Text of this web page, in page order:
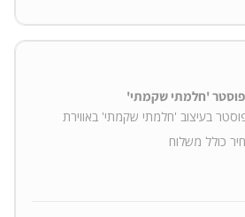
'חלמתי שקמתי'
בעיצוב 'חלמתי שקמתי' באווירת
כולל משלוח